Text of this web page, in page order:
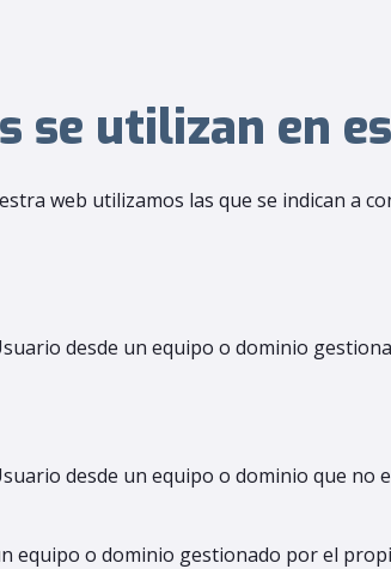
se utilizan en
web utilizamos las que se indican a
desde un equipo o dominio
desde un equipo o dominio que
equipo o dominio gestionado por el